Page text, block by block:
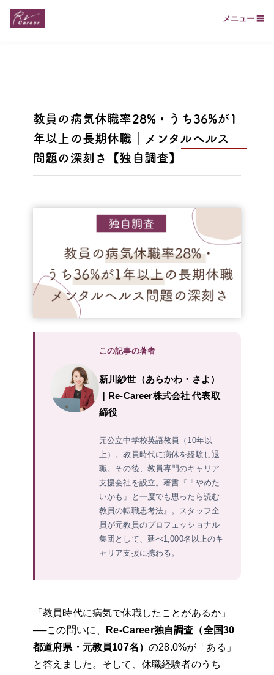
メニュー ☰
教員の病気休職率28%・うち36%が1
年以上の長期休職｜メンタルヘルス
問題の深刻さ【独自調査】
この記事の著者
新川紗世（あらかわ・さよ）
｜Re-Career株式会社 代表取
締役
元公立中学校英語教員（10年以
上）。教員時代に病休を経験し退
職。その後、教員専門のキャリア
支援会社を設立。著書『「やめた
いかも」と一度でも思ったら読む
教員の転職思考法』。スタッフ全
員が元教員のプロフェッショナル
集団として、延べ1,000名以上のキ
ャリア支援に携わる。
「教員時代に病気で休職したことがあるか」
──この問いに、
Re-Career独自調査（全国30
都道府県・元教員107名）の28.0%が「ある」
と答えました。そして、休職経験者のうち